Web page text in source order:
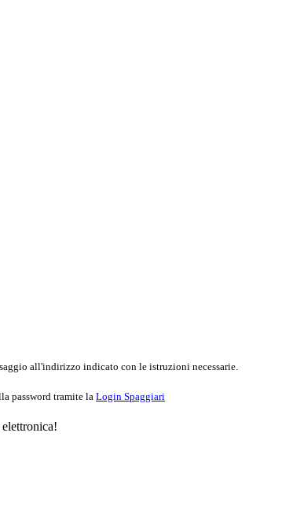
all'indirizzo indicato con le istruzioni necessarie.
password tramite la Login Spaggiari